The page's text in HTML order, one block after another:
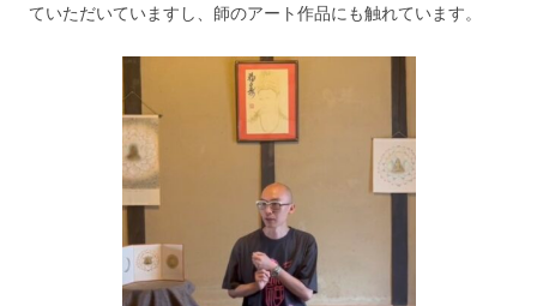
ていただいていますし、師のアート作品にも触れています。